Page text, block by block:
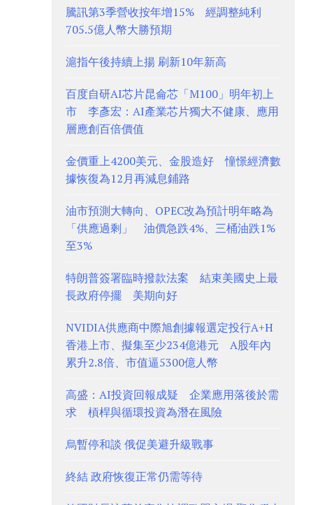
騰訊第3季營收按年增15% 經調整純利
705.5億人幣大勝預期
滬指午後持續上揚 刷新10年新高
百度自研AI芯片昆侖芯「M100」明年初上
市 李彥宏：AI產業芯片獨大不健康、應用
層應創百倍價值
金價重上4200美元、金股造好 憧憬經濟數
據恢復為12月再減息鋪路
油市預測大轉向、OPEC改為預計明年略為
「供應過剩」 油價急跌4%、三桶油跌1%
至3%
特朗普簽署臨時撥款法案 結束美國史上最
長政府停擺 美期向好
NVIDIA供應商中際旭創據報選定投行A+H
香港上市、擬集至少234億港元 A股年內
累升2.8倍、市值逼5300億人幣
高盛：AI投資回報成疑 企業應用落後於需
求 槓桿與循環投資為潛在風險
烏暫停和談 俄促美避升級戰事
終結 政府恢復正常仍需等待